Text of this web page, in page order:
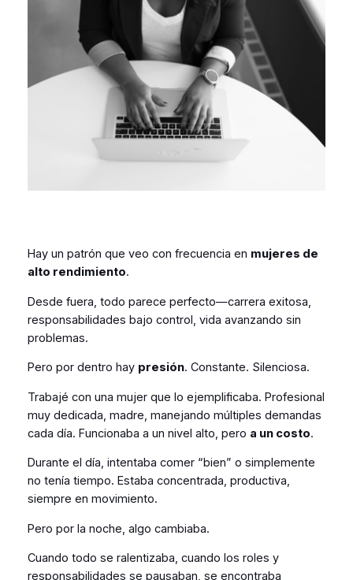
Hay un patrón que veo con frecuencia en mujeres de
alto rendimiento.
Desde fuera, todo parece perfecto—carrera exitosa,
responsabilidades bajo control, vida avanzando sin
problemas.
Pero por dentro hay presión. Constante. Silenciosa.
Trabajé con una mujer que lo ejemplificaba. Profesional
muy dedicada, madre, manejando múltiples demandas
cada día. Funcionaba a un nivel alto, pero a un costo.
Durante el día, intentaba comer “bien” o simplemente
no tenía tiempo. Estaba concentrada, productiva,
siempre en movimiento.
Pero por la noche, algo cambiaba.
Cuando todo se ralentizaba, cuando los roles y
responsabilidades se pausaban, se encontraba